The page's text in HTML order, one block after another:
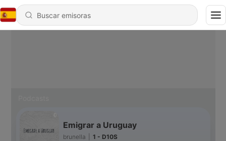
Emigrar a Uruguay
brunella 1 - D10S